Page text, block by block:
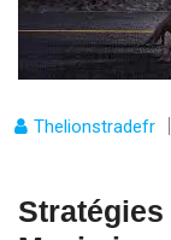
Thelionstradefr